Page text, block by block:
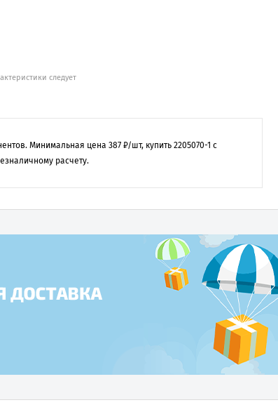
следует
Минимальная цена 387 ₽/шт, купить 2205070-1 с
расчету.